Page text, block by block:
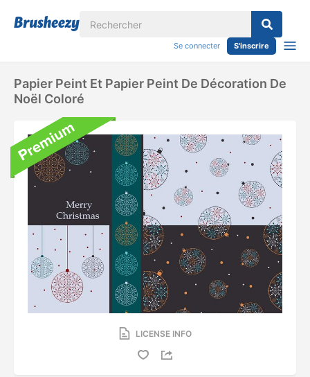
Se connecter S'inscrire
Papier Peint Et Papier Peint De Décoration De
Noël Coloré
LICENSE INFO